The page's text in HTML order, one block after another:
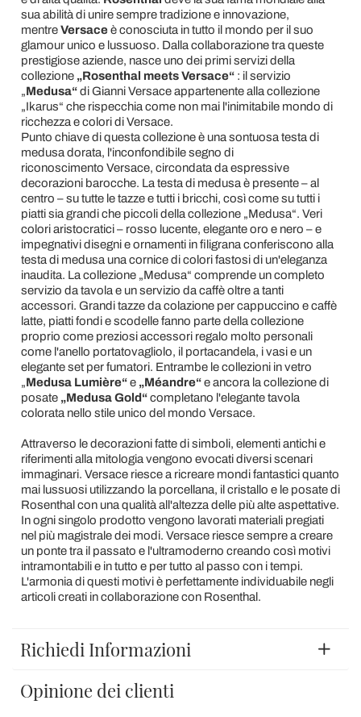
sua abilità di unire sempre tradizione e innovazione,
mentreVersaceè conosciuta in tutto il mondo per il suo
glamour unico e lussuoso. Dalla collaborazione tra queste
prestigiose aziende, nasce uno dei primi servizi della
collezione „Rosenthal meets Versace“ : il servizio
„Medusa“di Gianni Versace appartenente alla collezione
„Ikarus“ che rispecchia come non mai l'inimitabile mondo di
ricchezza e colori di Versace.
Punto chiave di questa collezione è una sontuosa testa di
medusa dorata, l'inconfondibile segno di
riconoscimento Versace, circondata da espressive
decorazioni barocche. La testa di medusa è presente – al
centro – su tutte le tazze e tutti i bricchi, così come su tutti i
piatti sia grandi che piccoli della collezione „Medusa“. Veri
colori aristocratici – rosso lucente, elegante oro e nero – e
impegnativi disegni e ornamenti in filigrana conferiscono alla
testa di medusa una cornice di colori fastosi di un'eleganza
inaudita. La collezione „Medusa“ comprende un completo
servizio da tavola e un servizio da caffè oltre a tanti
accessori. Grandi tazze da colazione per cappuccino e caffè
latte, piatti fondi e scodelle fanno parte della collezione
proprio come preziosi accessori regalo molto personali
come l'anello portatovagliolo, il portacandela, i vasi e un
elegante set per fumatori. Entrambe le collezioni in vetro
„Medusa Lumière“e „Méandre“e ancora la collezione di
posate „Medusa Gold“completano l'elegante tavola
colorata nello stile unico del mondo Versace.
Attraverso le decorazioni fatte di simboli, elementi antichi e
riferimenti alla mitologia vengono evocati diversi scenari
immaginari. Versace riesce a ricreare mondi fantastici quanto
mai lussuosi utilizzando la porcellana, il cristallo e le posate di
Rosenthal con una qualità all'altezza delle più alte aspettative.
In ogni singolo prodotto vengono lavorati materiali pregiati
nel più magistrale dei modi. Versace riesce sempre a creare
un ponte tra il passato e l'ultramoderno creando così motivi
intramontabili e in tutto e per tutto al passo con i tempi.
L'armonia di questi motivi è perfettamente individuabile negli
articoli creati in collaborazione con Rosenthal.
Richiedi Informazioni
Opinione dei clienti